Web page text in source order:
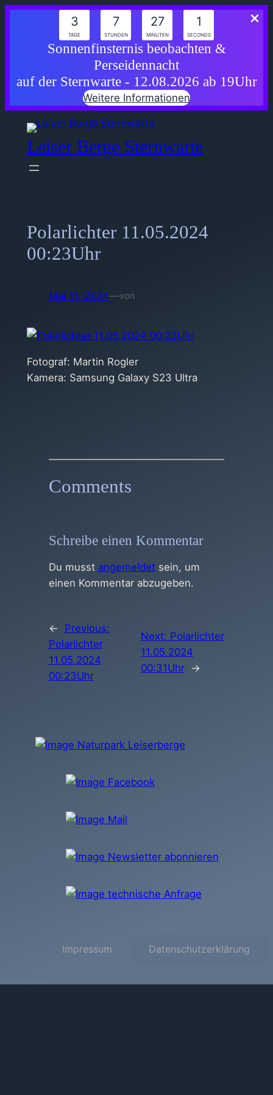
3
TAGE
7
STUNDEN
27
MINUTEN
1
SECONDS
Sonnenfinsternis beobachten &
Perseidennacht
auf der Sternwarte - 12.08.2026 ab 19Uhr
Weitere Informationen
Inhalt
springenLeiser Berge Sternwarte
Polarlichter 11.05.2024
00:23Uhr
Mai 11, 2024—von
Fotograf: Martin Rogler
Kamera: Samsung Galaxy S23 Ultra
Comments
Schreibe einen Kommentar
Du musst angemeldetsein, um
einen Kommentar abzugeben.
←
Previous:
Polarlichter
11.05.2024
00:23Uhr
Next: Polarlichter
11.05.2024
00:31Uhr
→
Impressum Datenschutzerklärung